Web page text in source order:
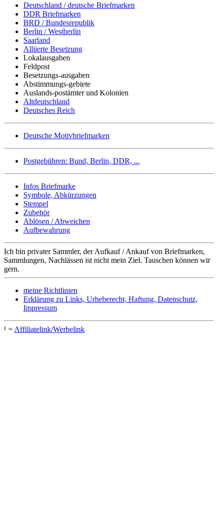
Deutschland / deutsche Briefmarken
DDR Briefmarken
BRD / Bundesrepublik
Berlin / Westberlin
Saarland
Alliierte Besetzung
Lokalausgaben
Feldpost
Besetzungs-ausgaben
Abstimmungs-gebiete
Auslands-postämter und Kolonien
Altdeutschland
Deutsches Reich
Deutsche Motivbriefmarken
Postgebühren: Bund, Berlin, DDR, ...
Infos Briefmarke
Symbole, Abkürzungen
Stempel
Zubehör
Ablösen / Abweichen
Aufbewahrung
Ich bin privater Sammler, der Aufkauf / Ankauf von Briefmarken,
Sammlungen, Nachlässen ist nicht mein Ziel. Tauschen können wir
gern.
meine Richtlinien
Erklärung zu Links, Urheberecht, Haftung, Datenschutz,
Impressum
¹ = Affiliatelink/Werbelink